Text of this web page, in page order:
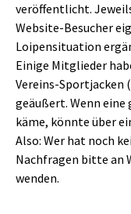
veröffentlicht.
Website-Besucher
Loipensituation
Einige Mitglieder
Vereins-Sportjacken
geäußert. Wenn
käme, könnte über
Also: Wer hat noch
Nachfragen bitte an
wenden.